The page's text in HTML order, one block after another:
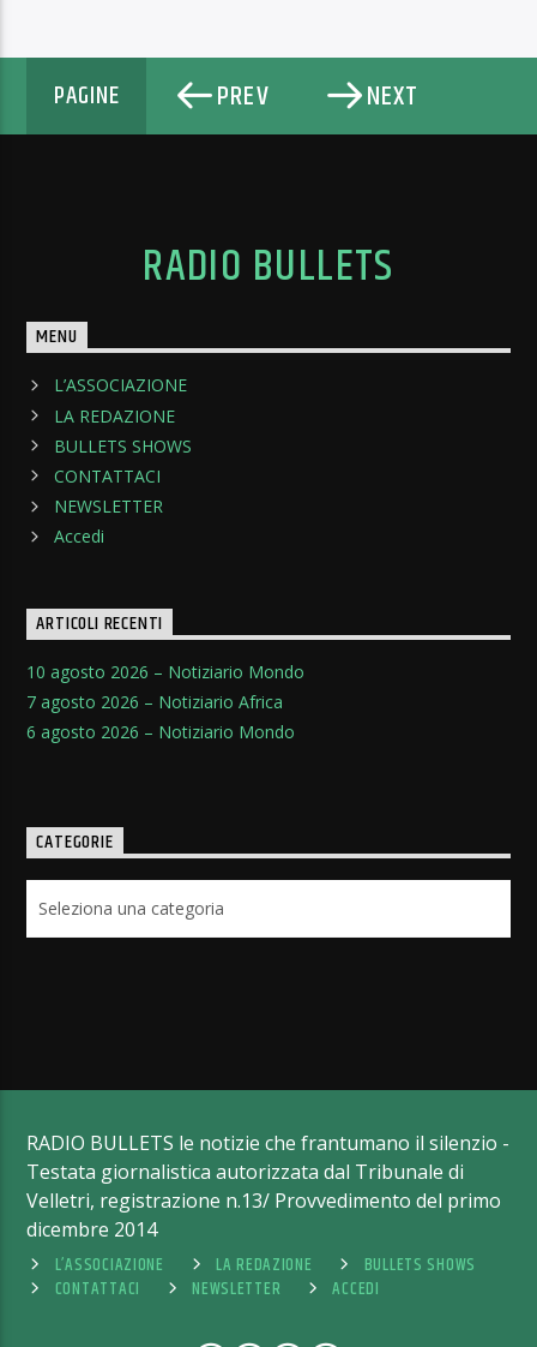
PAGINE PREV NEXT
RADIO BULLETS
MENU
L’ASSOCIAZIONE
LA REDAZIONE
BULLETS SHOWS
CONTATTACI
NEWSLETTER
Accedi
ARTICOLI RECENTI
10 agosto 2026 – Notiziario Mondo
7 agosto 2026 – Notiziario Africa
6 agosto 2026 – Notiziario Mondo
CATEGORIE
RADIO BULLETS le notizie che frantumano il silenzio -
Testata giornalistica autorizzata dal Tribunale di
Velletri, registrazione n.13/ Provvedimento del primo
dicembre 2014
L’ASSOCIAZIONE
LA REDAZIONE
BULLETS SHOWS
CONTATTACI
NEWSLETTER ACCEDI